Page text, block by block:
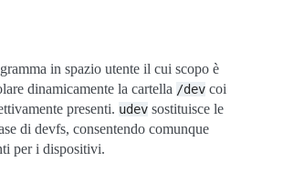
in spazio utente il cui scopo è
dinamicamente la cartella /dev coi
presenti. udev sostituisce le
di devfs, consentendo comunque
per i dispositivi.